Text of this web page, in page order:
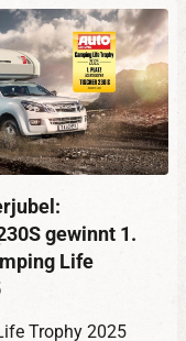
gewinnt 1.
Life
Trophy 2025